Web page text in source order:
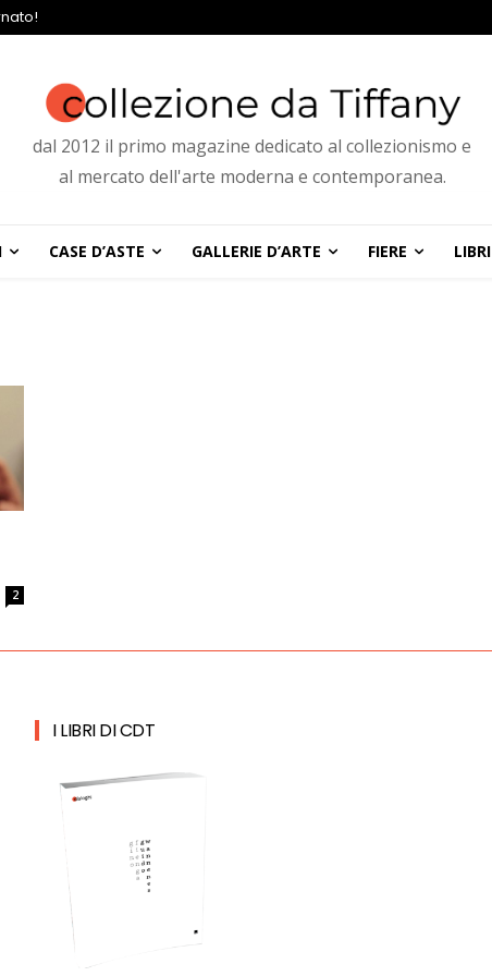
dal 2012 il primo magazine dedicato al collezionismo e
al mercato dell'arte moderna e contemporanea.
CASE D’ASTE GALLERIE D’ARTE FIERE LIBRI
2
I LIBRI DI CDT